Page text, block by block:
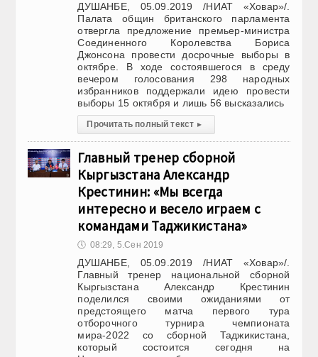
ДУШАНБЕ, 05.09.2019 /НИАТ «Ховар»/.
Палата общин британского парламента
отвергла предложение премьер-министра
Соединенного Королевства Бориса
Джонсона провести досрочные выборы в
октябре. В ходе состоявшегося в среду
вечером голосования 298 народных
избранников поддержали идею провести
выборы 15 октября и лишь 56 высказались
Прочитать полный текст ▸
Главный тренер сборной
Кыргызстана Александр
Крестинин: «Мы всегда
интересно и весело играем с
командами Таджикистана»
🕔 08:29, 5.Сен 2019
ДУШАНБЕ, 05.09.2019 /НИАТ «Ховар»/.
Главный тренер национальной сборной
Кыргызстана Александр Крестинин
поделился своими ожиданиями от
предстоящего матча первого тура
отборочного турнира чемпионата
мира-2022 со сборной Таджикистана,
который состоится сегодня на